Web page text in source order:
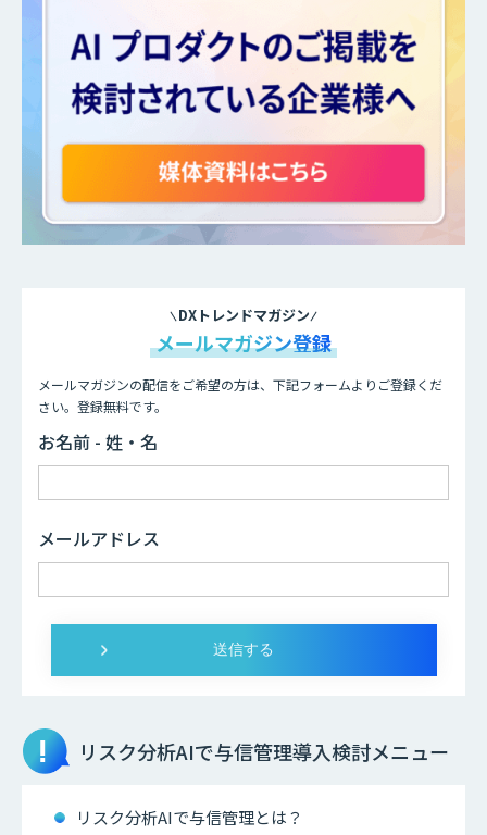
DXトレンドマガジン
メールマガジン登録
メールマガジンの配信をご希望の方は、下記フォームよりご登録くだ
さい。登録無料です。
お名前 - 姓・名
メールアドレス
リスク分析AIで与信管理導入検討メニュー
リスク分析AIで与信管理とは？